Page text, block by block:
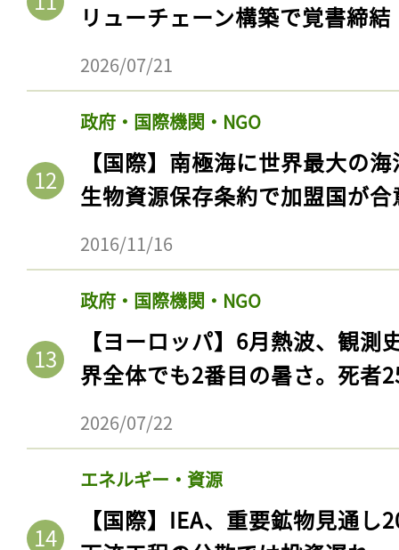
リューチェーン構築で覚書締結
2026/07/21
政府・国際機関・NGO
【国際】南極海に世界最大の
生物資源保存条約で加盟国が合
2016/11/16
政府・国際機関・NGO
【ヨーロッパ】6月熱波、観
界全体でも2番目の暑さ。死者
2026/07/22
エネルギー・資源
【国際】IEA、重要鉱物見通
記事をお気に入りに
ログインが必
ログイン